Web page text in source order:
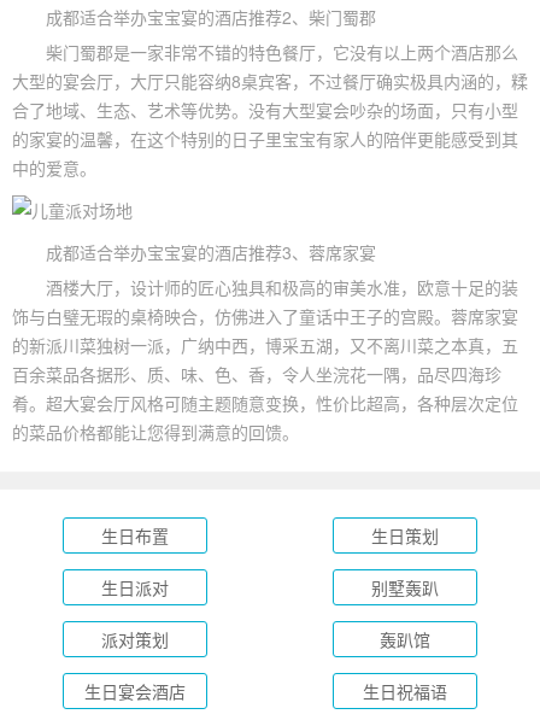
成都适合举办宝宝宴的酒店推荐2、柴门蜀郡
柴门蜀郡是一家非常不错的特色餐厅，它没有以上两个酒店那么
大型的宴会厅，大厅只能容纳8桌宾客，不过餐厅确实极具内涵的，糅
合了地域、生态、艺术等优势。没有大型宴会吵杂的场面，只有小型
的家宴的温馨，在这个特别的日子里宝宝有家人的陪伴更能感受到其
中的爱意。
成都适合举办宝宝宴的酒店推荐3、蓉席家宴
酒楼大厅，设计师的匠心独具和极高的审美水准，欧意十足的装
饰与白璧无瑕的桌椅映合，仿佛进入了童话中王子的宫殿。蓉席家宴
的新派川菜独树一派，广纳中西，博采五湖，又不离川菜之本真，五
百余菜品各据形、质、味、色、香，令人坐浣花一隅，品尽四海珍
肴。超大宴会厅风格可随主题随意变换，性价比超高，各种层次定位
的菜品价格都能让您得到满意的回馈。
生日布置 生日策划
生日派对 别墅轰趴
派对策划 轰趴馆
生日宴会酒店 生日祝福语